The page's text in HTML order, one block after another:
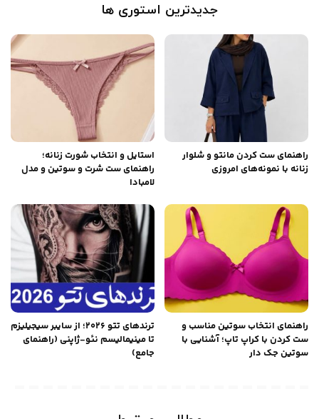
جدیدترین استوری ها
راهنمای ست کردن مانتو و شلوار
زنانه با نمونه‌های امروزی
استایل و انتخاب شورت زنانه؛
راهنمای ست شرت و سوتین و مدل
لامبادا
راهنمای انتخاب سوتین مناسب و
ست کردن با کراپ تاپ؛ آشنایی با
سوتین جک دار
ترندهای تتو ۲۰۲۶؛ از سایبر سیجیلیزم
تا مینیمالیسم نئو-ژاپنی (راهنمای
جامع)